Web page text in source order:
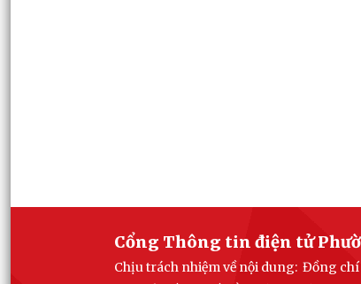
Cổng Thông tin điện tử
Chịu trách nhiệm về nội dung: Đồng